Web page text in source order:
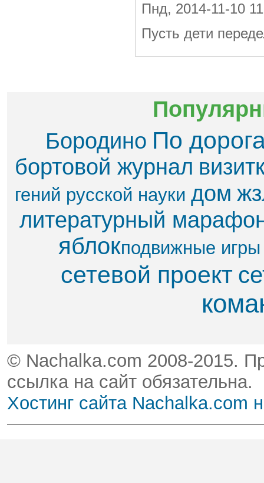
Пнд, 2014-11-10
Пусть дети
Бородино По
бортовой журнал
гений русской науки дом
литературный
яблок​подвижные игры
сетевой проект
© Nachalka.com 2008-2015.
ссылка на сайт обязательна.
Хостинг сайта Nachalka.com